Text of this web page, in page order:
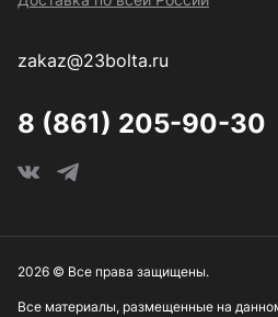
zakaz@23bolta.ru
8 (861) 205-90-30
Все материалы, размещенные на
2026 © Все права защищены.